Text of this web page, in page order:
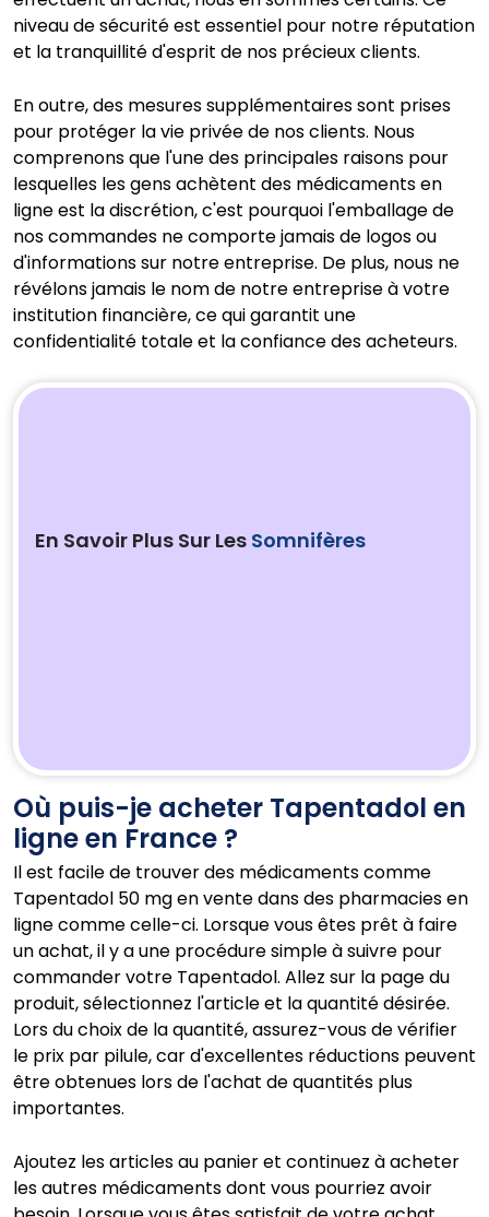
niveau de sécurité est essentiel pour notre réputation
et la tranquillité d'esprit de nos précieux clients.
En outre, des mesures supplémentaires sont prises
pour protéger la vie privée de nos clients. Nous
comprenons que l'une des principales raisons pour
lesquelles les gens achètent des médicaments en
ligne est la discrétion, c'est pourquoi l'emballage de
nos commandes ne comporte jamais de logos ou
d'informations sur notre entreprise. De plus, nous ne
révélons jamais le nom de notre entreprise à votre
institution financière, ce qui garantit une
confidentialité totale et la confiance des acheteurs.
En Savoir Plus Sur Les Somnifères
Où puis-je acheter Tapentadol en
ligne en France ?
Il est facile de trouver des médicaments comme
Tapentadol 50 mg en vente dans des pharmacies en
ligne comme celle-ci. Lorsque vous êtes prêt à faire
un achat, il y a une procédure simple à suivre pour
commander votre Tapentadol. Allez sur la page du
produit, sélectionnez l'article et la quantité désirée.
Lors du choix de la quantité, assurez-vous de vérifier
le prix par pilule, car d'excellentes réductions peuvent
être obtenues lors de l'achat de quantités plus
importantes.
Ajoutez les articles au panier et continuez à acheter
les autres médicaments dont vous pourriez avoir